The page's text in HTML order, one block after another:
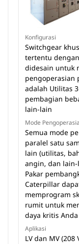
Konfigurasi
Switchgear
tertentu
didesain untuk
pengoperasian
adalah Utilitas
pembagian
lain-lain
Mode
Semua mode
paralel satu
lain (utilitas,
angin, dan
Pakar
Caterpillar
memprogram
rumit untuk
daya kritis Anda
Aplikasi
LV dan MV (208